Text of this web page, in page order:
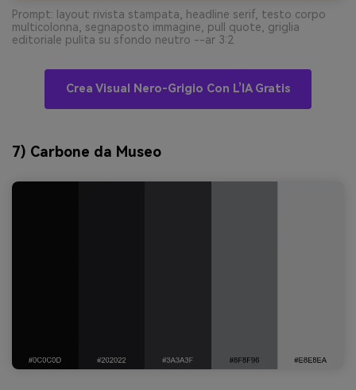
Prompt: layout rivista stampata, headline serif, testo corpo
multicolonna, segnaposto immagine, pull quote, griglia
editoriale pulita su sfondo neutro --ar 3:2
Crea Visual Nero-Grigio Con L’IA Gratis
7) Carbone da Museo